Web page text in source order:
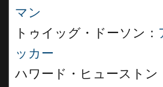
マン
トゥイッグ・ドーソン：
ッカー
ハワード・ヒューストン